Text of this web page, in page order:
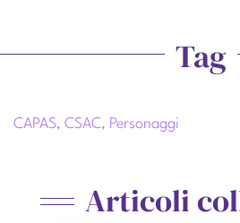
Tag
CAPAS, CSAC, Personaggi
Articoli